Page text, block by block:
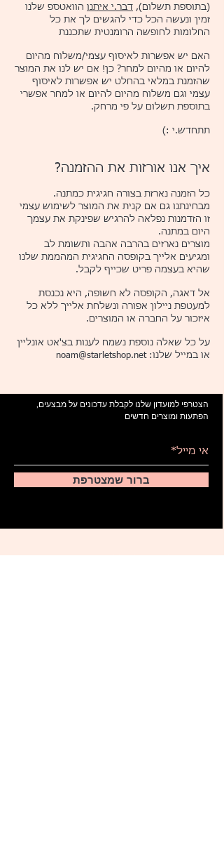
(בתוספת תשלום), דבר.י איתנו הוואטספ שלנו
זמין ונעשה הכל כדי להגשים לך את כל
החלומות לחופשה הרומנטית שתכננת
האם יש אפשרות לאיסוף עצמי/משלוח מהיום
להיום או מהיום למחר? כן! אם יש לנו את המוצר
שהזמנת במלאי בהחלט יש אפשרות לאיסוף
עצמי וגם משלוח מהיום להיום או למחר אפשרי
בתוספת תשלום על פי מרחק.
תתחדש.י :)
איך אנו אורזות את ההזמנה?​
כל הזמנה נארזת בצורה חגיגית כמתנה.
מבחינתנו גם אם קנית את המוצר לשימוש עצמי
זו הזדמנות נפלאה להרגיש שפינקת את עצמך
היום במתנה.
מוצרים נארזים בהרבה אהבה ותשומת לב
ומגיעים אלייך בקופסה החגיגית המהממת שלנו
שהיא בעצמה פריט שכייף לקבל.
אל דאגה, הקופסה לא חשופה, היא נכנסת
למעטפת ניילון אפורה ונשלחת אלייך ללא כל
איזכור על החברה או המוצרים.
על כל שאלה נוספת נשמח לענות בצ'אט אונליין
או במייל שלנו:noam@starletshop.net
הצטרפי למועדון שלנו לקבלת עדכונים על מבצעים,
הפתעות ומוצרים חדשים
ברור שמצטרפת
יצירת קשר|
051-251-4915 |
noam@starletshop.net